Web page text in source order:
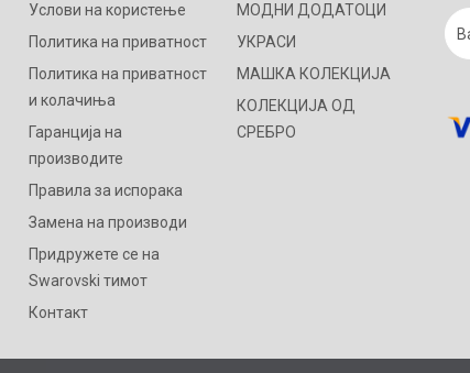
Услови на користење
Политика на приватност
Политика на приватност
и колачиња
Гаранција на
производите
Правила за испорака
Замена на производи
Придружете се на
Swarovski тимот
Контакт
МОДНИ ДОДАТОЦИ
УКРАСИ
МАШКА КОЛЕКЦИЈА
КОЛЕКЦИЈА ОД
СРЕБРО